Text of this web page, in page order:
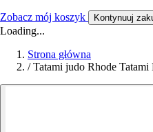
Zobacz mój koszyk Kontynuuj
Loading...
Strona główna
/ Tatami judo Rhode Tatami